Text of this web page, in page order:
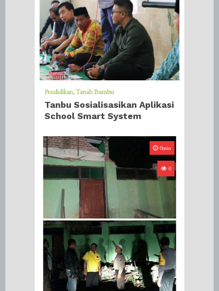
Pendidikan Tanah Bumbu
Tanbu Sosialisasikan Aplikasi
School Smart System
0min
0